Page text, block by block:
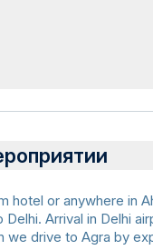
hotel or anywhere in
Arrival in Delhi
we drive to Agra by